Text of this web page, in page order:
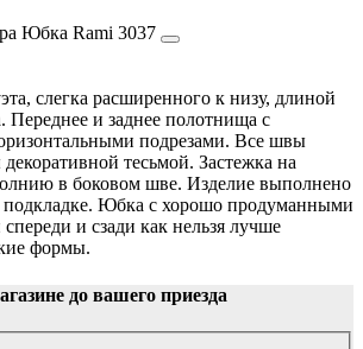
Юбка Rami 3037
слегка расширенного к низу, длиной
и заднее полотнища с
подрезами. Все швы
декоративной тесьмой. Застежка на
в боковом шве. Изделие выполнено
подкладке. Юбка с хорошо продуманными
и сзади как нельзя лучше
формы.
до вашего приезда